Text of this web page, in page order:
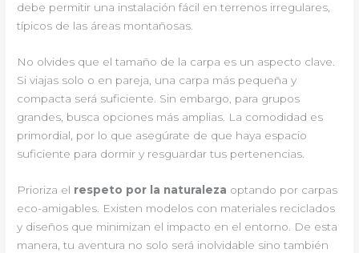
debe permitir una instalación fácil en terrenos irregulares,
típicos de las áreas montañosas.
No olvides que el tamaño de la carpa es un aspecto clave.
Si viajas solo o en pareja, una carpa más pequeña y
compacta será suficiente. Sin embargo, para grupos
grandes, busca opciones más amplias. La comodidad es
primordial, por lo que asegúrate de que haya espacio
suficiente para dormir y resguardar tus pertenencias.
Prioriza el respeto por la naturaleza optando por carpas
eco-amigables. Existen modelos con materiales reciclados
y diseños que minimizan el impacto en el entorno. De esta
manera, tu aventura no solo será inolvidable sino también